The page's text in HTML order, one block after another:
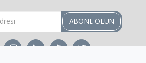
ABONE OLUN